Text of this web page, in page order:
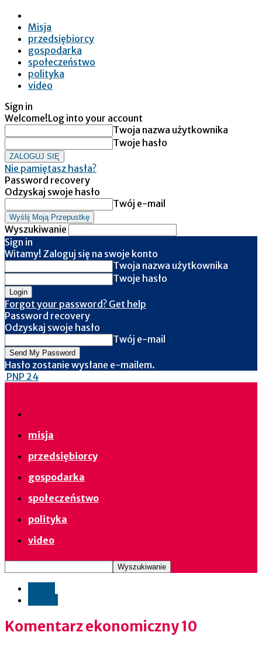
Misja
przedsiębiorcy
gospodarka
społeczeństwo
polityka
video
Sign in
Welcome!Log into your account
Twoja nazwa użytkownika
Twoje hasło
Nie pamiętasz hasła?
Password recovery
Odzyskaj swoje hasło
Twój e-mail
Wyszukiwanie
Sign in
Witamy! Zaloguj się na swoje konto
Twoja nazwa użytkownika
Twoje hasło
Forgot your password? Get help
Password recovery
Odzyskaj swoje hasło
Twój e-mail
Hasło zostanie wysłane e-mailem.
PNP 24
misja
przedsiębiorcy
gospodarka
społeczeństwo
polityka
video
Komentarz ekonomiczny 10